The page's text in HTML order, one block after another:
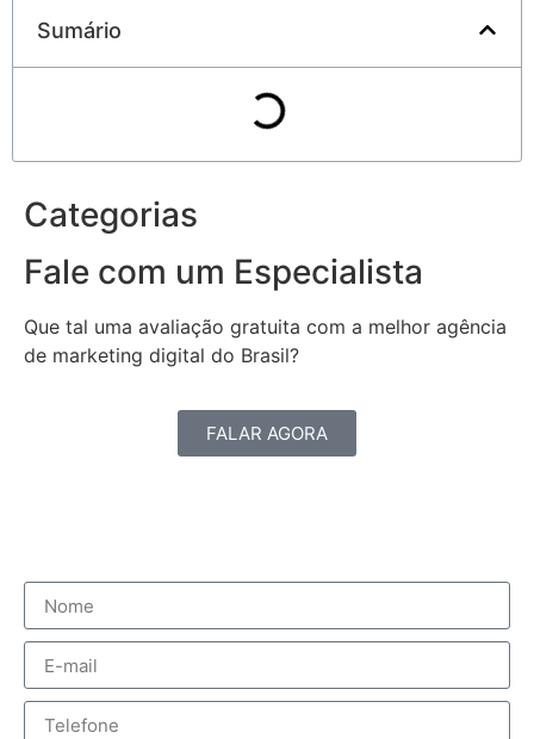
Sumário
Categorias
Fale com um Especialista
Que tal uma avaliação gratuita com a melhor agência
de marketing digital do Brasil?
FALAR AGORA